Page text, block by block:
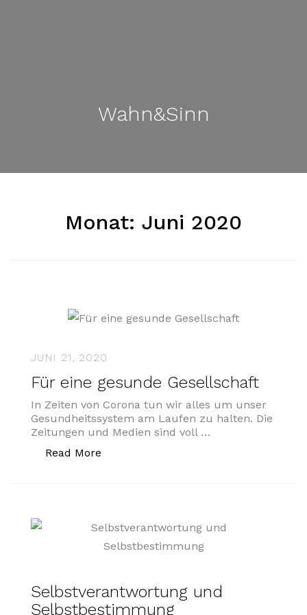
Wahn&Sinn
Monat: Juni 2020
JUNI 21, 2020
Für eine gesunde Gesellschaft
In Zeiten von Corona tun wir alles um unser
Gesundheitssystem am Laufen zu halten. Die
Zeitungen und Medien sind voll …
Read More
Selbstverantwortung und
Selbstbestimmung